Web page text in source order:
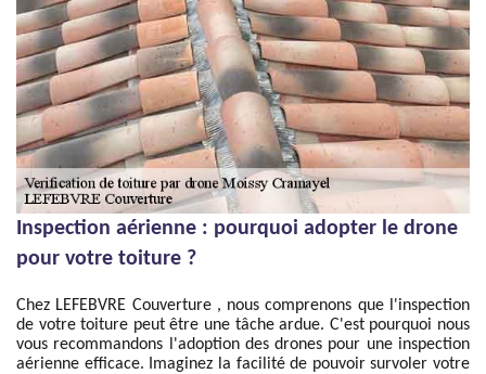
Inspection aérienne : pourquoi adopter le drone
pour votre toiture ?
Chez LEFEBVRE Couverture , nous comprenons que l'inspection
de votre toiture peut être une tâche ardue. C'est pourquoi nous
vous recommandons l'adoption des drones pour une inspection
aérienne efficace. Imaginez la facilité de pouvoir survoler votre